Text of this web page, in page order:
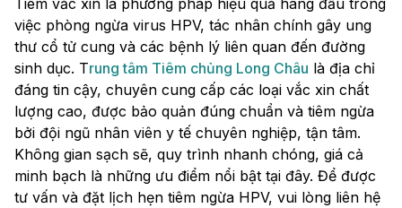
Tiêm vắc xin là phương pháp hiệu quả hàng đầu trong
việc phòng ngừa virus HPV, tác nhân chính gây ung
thư cổ tử cung và các bệnh lý liên quan đến đường
sinh dục. Trung tâm Tiêm chủng Long Châu là địa chỉ
đáng tin cậy, chuyên cung cấp các loại vắc xin chất
lượng cao, được bảo quản đúng chuẩn và tiêm ngừa
bởi đội ngũ nhân viên y tế chuyên nghiệp, tận tâm.
Không gian sạch sẽ, quy trình nhanh chóng, giá cả
minh bạch là những ưu điểm nổi bật tại đây. Để được
tư vấn và đặt lịch hẹn tiêm ngừa HPV, vui lòng liên hệ